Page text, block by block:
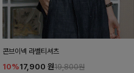
콘브이넥 라벨티셔츠
10%17,900 원19,800원